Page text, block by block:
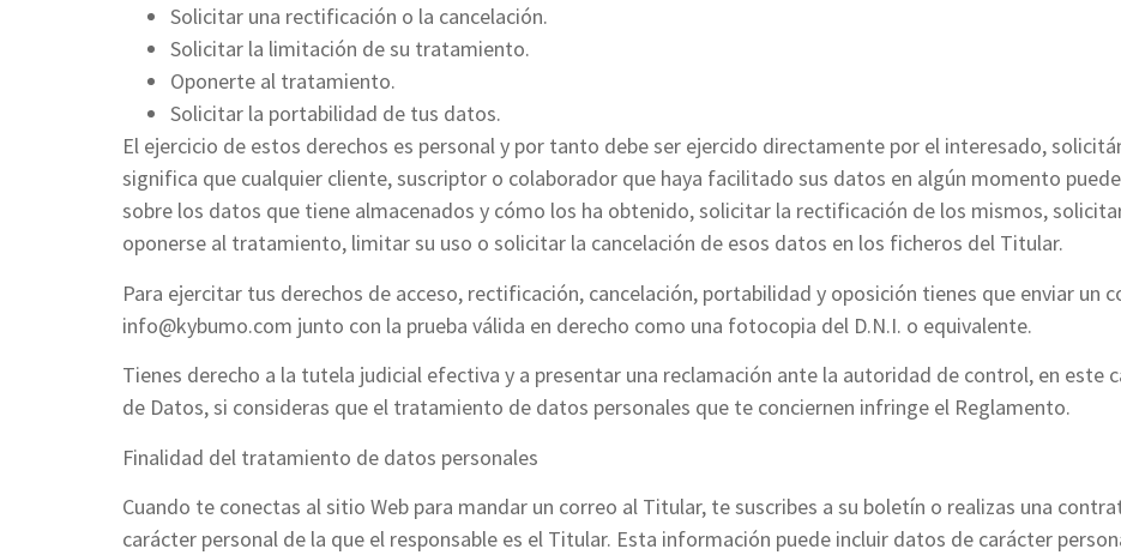
Solicitar una rectificación o la cancelación.
Solicitar la limitación de su tratamiento.
Oponerte al tratamiento.
Solicitar la portabilidad de tus datos.
El ejercicio de estos derechos es personal y por tanto debe ser ejercido directamente por el interesado,
significa que cualquier cliente, suscriptor o colaborador que haya facilitado sus datos en algún momento
sobre los datos que tiene almacenados y cómo los ha obtenido, solicitar la rectificación de los mismos,
oponerse al tratamiento, limitar su uso o solicitar la cancelación de esos datos en los ficheros del Titular.
Para ejercitar tus derechos de acceso, rectificación, cancelación, portabilidad y oposición tienes que enviar un
info@kybumo.com junto con la prueba válida en derecho como una fotocopia del D.N.I. o equivalente.
Tienes derecho a la tutela judicial efectiva y a presentar una reclamación ante la autoridad de control, en este
de Datos, si consideras que el tratamiento de datos personales que te conciernen infringe el Reglamento.
Finalidad del tratamiento de datos personales
Cuando te conectas al sitio Web para mandar un correo al Titular, te suscribes a su boletín o realizas una
carácter personal de la que el responsable es el Titular. Esta información puede incluir datos de carácter